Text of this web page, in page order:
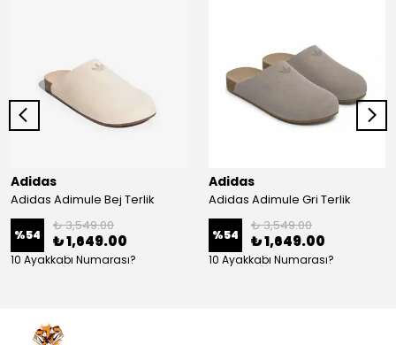
Adidas
Adidas Adimule Bej Terlik
%54
₺ 3,549.00
₺ 1,649.00
10 Ayakkabı Numarası?
Adidas
Adidas Adimule Gri Terlik
%54
₺ 3,549.00
₺ 1,649.00
10 Ayakkabı Numarası?